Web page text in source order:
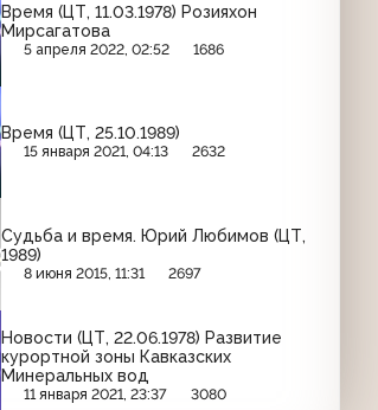
Время (ЦТ, 11.03.1978) Розияхон
Мирсагатова
5 апреля 2022, 02:52 1686
Время (ЦТ, 25.10.1989)
15 января 2021, 04:13 2632
Судьба и время. Юрий Любимов (ЦТ,
1989)
8 июня 2015, 11:31 2697
Новости (ЦТ, 22.06.1978) Развитие
курортной зоны Кавказских
Минеральных вод
11 января 2021, 23:37 3080